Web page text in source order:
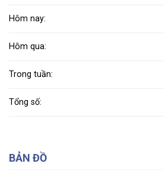
Hôm nay:
Hôm qua:
Trong tuần:
Tổng số:
BẢN ĐỒ